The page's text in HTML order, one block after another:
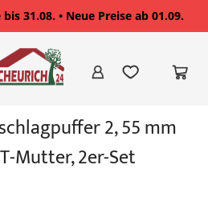
31.08. • Neue Preise ab 01.09.
2, 55 mm
Mutter, 2er-Set